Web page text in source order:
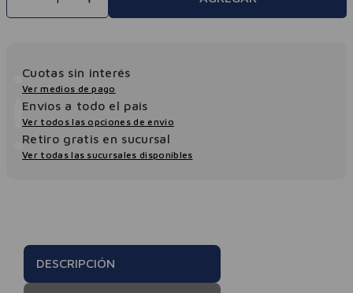
Cuotas sin interés
Ver medios de pago
Envios a todo el pais
Ver todos las opciones de envio
Retiro gratis en sucursal
Ver todas las sucursales disponibles
DESCRIPCIÓN